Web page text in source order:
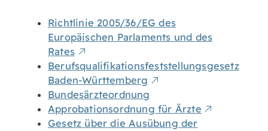
Richtlinie 2005/36/EG des
Europäischen Parlaments und des
Rates
Berufsqualifikationsfeststellungsgesetz
Baden-Württemberg
Bundesärzteordnung
Approbationsordnung für Ärzte
Gesetz über die Ausübung der